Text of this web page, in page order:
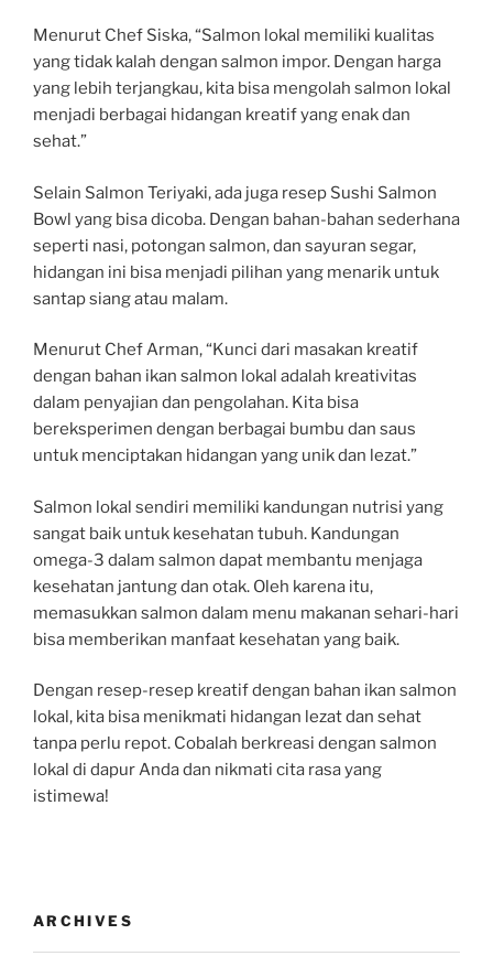
Menurut Chef Siska, “Salmon lokal memiliki kualitas
yang tidak kalah dengan salmon impor. Dengan harga
yang lebih terjangkau, kita bisa mengolah salmon lokal
menjadi berbagai hidangan kreatif yang enak dan
sehat.”
Selain Salmon Teriyaki, ada juga resep Sushi Salmon
Bowl yang bisa dicoba. Dengan bahan-bahan sederhana
seperti nasi, potongan salmon, dan sayuran segar,
hidangan ini bisa menjadi pilihan yang menarik untuk
santap siang atau malam.
Menurut Chef Arman, “Kunci dari masakan kreatif
dengan bahan ikan salmon lokal adalah kreativitas
dalam penyajian dan pengolahan. Kita bisa
bereksperimen dengan berbagai bumbu dan saus
untuk menciptakan hidangan yang unik dan lezat.”
Salmon lokal sendiri memiliki kandungan nutrisi yang
sangat baik untuk kesehatan tubuh. Kandungan
omega-3 dalam salmon dapat membantu menjaga
kesehatan jantung dan otak. Oleh karena itu,
memasukkan salmon dalam menu makanan sehari-hari
bisa memberikan manfaat kesehatan yang baik.
Dengan resep-resep kreatif dengan bahan ikan salmon
lokal, kita bisa menikmati hidangan lezat dan sehat
tanpa perlu repot. Cobalah berkreasi dengan salmon
lokal di dapur Anda dan nikmati cita rasa yang
istimewa!
ARCHIVES